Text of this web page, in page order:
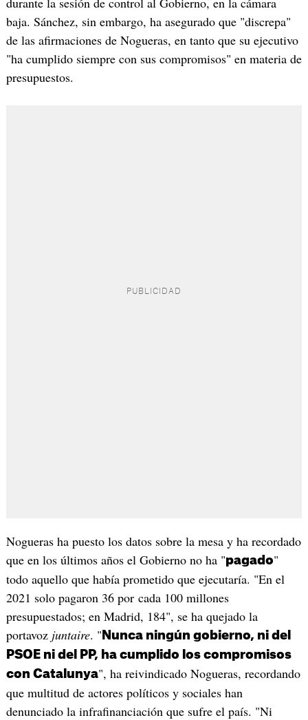
baja. Sánchez, sin embargo, ha asegurado que "discrepa"
de las afirmaciones de Nogueras, en tanto que su ejecutivo
"ha cumplido siempre con sus compromisos" en materia de
presupuestos.
Nogueras ha puesto los datos sobre la mesa y ha recordado
que en los últimos años el Gobierno no ha "pagado"
todo aquello que había prometido que ejecutaría. "En el
2021 solo pagaron 36 por cada 100 millones
presupuestados; en Madrid, 184", se ha quejado la
portavoz juntaire. " Nunca ningún gobierno, ni del
PSOE ni del PP, ha cumplido los compromisos
con Catalunya", ha reivindicado Nogueras, recordando
que multitud de actores políticos y sociales han
denunciado la infrafinanciación que sufre el país. "Ni